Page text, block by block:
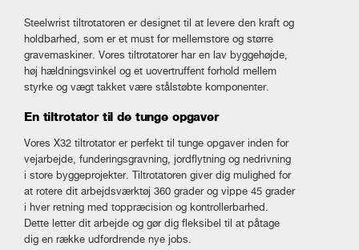
Steelwrist tiltrotatoren er designet til at levere den kraft og
holdbarhed, som er et must for mellemstore og større
gravemaskiner. Vores tiltrotatorer har en lav byggehøjde,
høj hældningsvinkel og et uovertruffent forhold mellem
styrke og vægt takket være stålstøbte komponenter.
En tiltrotator til de tunge opgaver
Vores X32 tiltrotator er perfekt til tunge opgaver inden for
vejarbejde, funderingsgravning, jordflytning og nedrivning
i store byggeprojekter. Tiltrotatoren giver dig mulighed for
at rotere dit arbejdsværktøj 360 grader og vippe 45 grader
i hver retning med toppræcision og kontrollerbarhed.
Dette letter dit arbejde og gør dig fleksibel til at påtage
dig en række udfordrende nye jobs.